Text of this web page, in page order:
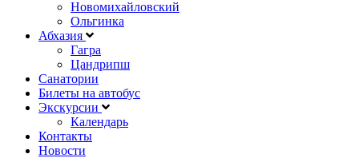
Новомихайловский
Ольгинка
Абхазия
Гагра
Цандрипш
Санатории
Билеты на автобус
Экскурсии
Календарь
Контакты
Новости